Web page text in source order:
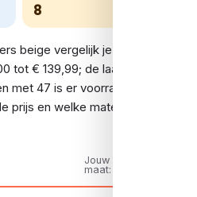
8
beige vergelijk je bij 1 shop.
tot € 139,99; de laagste is €
met 47 is er voorraad.
prijs en welke maten op
Jouw
maat: